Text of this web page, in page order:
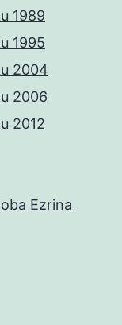
1989
1995
2004
2006
2012
Ezrina